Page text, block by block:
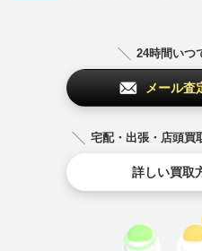
24時間いつ
メール査
宅配・出張・店頭買
詳しい買取